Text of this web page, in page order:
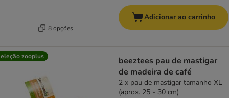
8 opções
Adicionar ao carrinho
zooplus
beeztees pau de mastigar
de madeira de café
2 x pau de mastigar tamanho XL
(aprox. 25 - 30 cm)